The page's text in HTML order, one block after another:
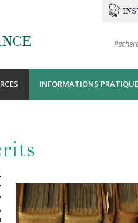
INFORMATIONS